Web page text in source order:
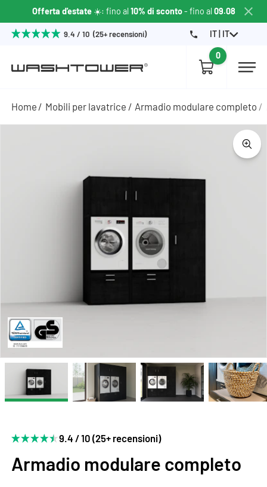
Offerta d'estate☀️: fino al10% di sconto- fino al09.08
9.4 / 10 (25+ recensioni) IT | IT
0
Home Mobili per lavatrice Armadio modulare completo
9.4 / 10 (25+ recensioni)
Armadio modulare completo